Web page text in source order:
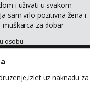
i uživati u svakom
sam vrlo pozitivna žena i
za dobar
me tamo, cekam te!
osobu
uz naknadu za